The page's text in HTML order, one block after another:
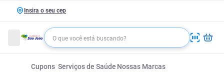
Insira o seu cep
Cupons Serviços de Saúde Nossas Marcas